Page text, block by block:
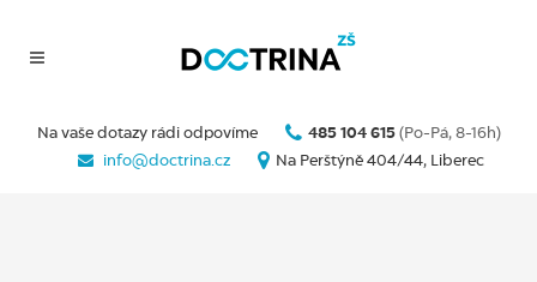
Na vaše dotazy rádi odpovíme 485 104 615 (Po-Pá, 8-16h)
info@doctrina.cz
Na Perštýně 404/44, Liberec